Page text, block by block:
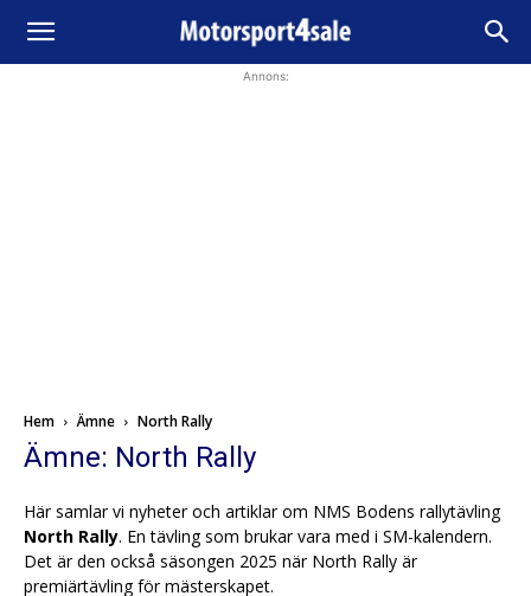
Annons:
Hem Ämne North Rally
Ämne: North Rally
Här samlar vi nyheter och artiklar om NMS Bodens rallytävling
North Rally. En tävling som brukar vara med i SM-kalendern.
Det är den också säsongen 2025 när North Rally är
premiärtävling för mästerskapet.